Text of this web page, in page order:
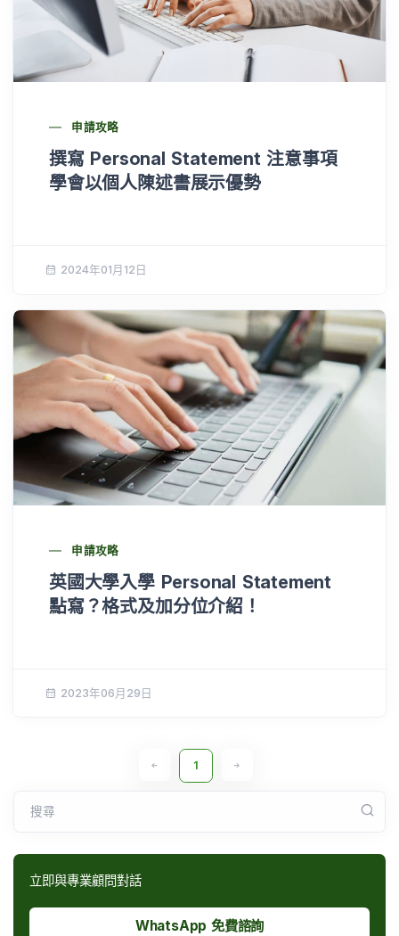
申請攻略
撰寫 Personal Statement 注意事項
學會以個人陳述書展示優勢
2024年01月12日
申請攻略
英國大學入學 Personal Statement
點寫？格式及加分位介紹！
2023年06月29日
1
搜尋
立即與專業顧問對話
WhatsApp 免費諮詢